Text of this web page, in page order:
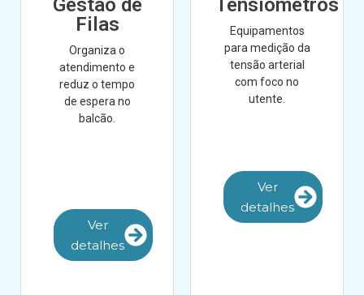
Filas
Organiza o
atendimento e
reduz o tempo
de espera no
balcão.
Ver
detalhes
Equipamentos
para medição da
tensão arterial
com foco no
utente.
Ver
detalhes